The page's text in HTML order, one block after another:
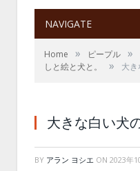
NAVIGATE
Home » ピープル »
しと絵と犬と。
» 大き
大きな白い犬
BY アラン ヨシエ ON 2023年